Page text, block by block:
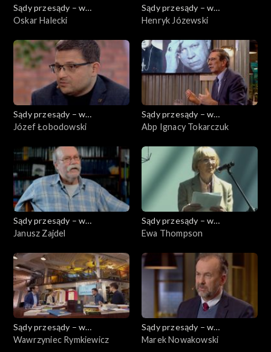
Sądy przesądy – w
powiększeniu
Oskar Halecki
Sądy przesądy – w
powiększeniu
Henryk Józewski
Sądy przesądy – w
powiększeniu
Józef Łobodowski
Sądy przesądy – w
powiększeniu
Abp Ignacy Tokarczuk
Sądy przesądy – w
powiększeniu
Janusz Zajdel
Sądy przesądy – w
powiększeniu
Ewa Thompson
Sądy przesądy – w
powiększeniu
Wawrzyniec Rymkiewicz
Sądy przesądy – w
powiększeniu
Marek Nowakowski